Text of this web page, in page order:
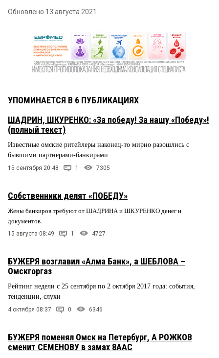
Обновлено 13 августа 2021
УПОМИНАЕТСЯ В 6 ПУБЛИКАЦИЯХ
ШАДРИН, ШКУРЕНКО: «За победу! За нашу «Победу»!
(полный текст)
Известные омские ритейлеры наконец-то мирно разошлись с
бывшими партнерами-банкирами
15 сентября 20:48 1 7305
Собственники делят «ПОБЕДУ»
Жены банкиров требуют от ШАДРИНА и ШКУРЕНКО денег и
документов.
15 августа 08:49 1 4727
БУЖЕРЯ возглавил «Алма Банк», а ШЕБЛОВА –
Омскгоргаз
Рейтинг недели с 25 сентября по 2 октября 2017 года: события,
тенденции, слухи
4 октября 08:37 0 6346
БУЖЕРЯ поменял Омск на Петербург, А РОЖКОВ
сменит СЕМЕНОВУ в замах 8ААС